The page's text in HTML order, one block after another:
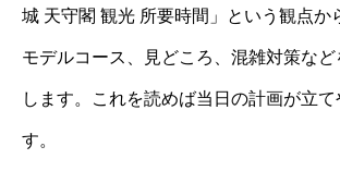
城 天守閣 観光 所要時間」という観点か
モデルコース、見どころ、混雑対策な
します。これを読めば当日の計画が立て
す。